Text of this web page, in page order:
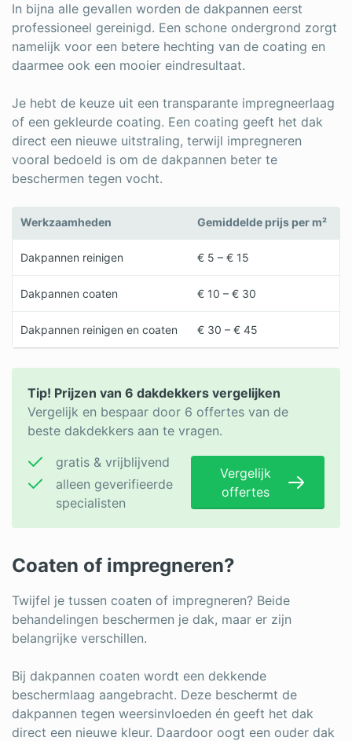
In bijna alle gevallen worden de dakpannen eerst
professioneel gereinigd. Een schone ondergrond zorgt
namelijk voor een betere hechting van de coating en
daarmee ook een mooier eindresultaat.
Je hebt de keuze uit een transparante impregneerlaag
of een gekleurde coating. Een coating geeft het dak
direct een nieuwe uitstraling, terwijl impregneren
vooral bedoeld is om de dakpannen beter te
beschermen tegen vocht.
Werkzaamheden Gemiddelde prijs per m²
Dakpannen reinigen € 5 – € 15
Dakpannen coaten € 10 – € 30
Dakpannen reinigen en coaten € 30 – € 45
Tip! Prijzen van 6 dakdekkers vergelijken
Vergelijk en bespaar door 6 offertes van de
beste dakdekkers aan te vragen.
gratis & vrijblijvend
alleen geverifieerde
specialisten
Vergelijk
offertes
Coaten of impregneren?
Twijfel je tussen coaten of impregneren? Beide
behandelingen beschermen je dak, maar er zijn
belangrijke verschillen.
Bij dakpannen coaten wordt een dekkende
beschermlaag aangebracht. Deze beschermt de
dakpannen tegen weersinvloeden én geeft het dak
direct een nieuwe kleur. Daardoor oogt een ouder dak